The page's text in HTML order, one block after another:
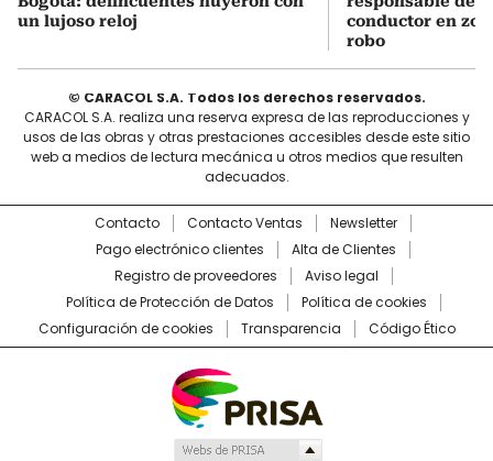
un lujoso reloj
conductor en
robo
© CARACOL S.A. Todos los derechos reservados.
CARACOL S.A. realiza una reserva expresa de las reproducciones y
usos de las obras y otras prestaciones accesibles desde este sitio
web a medios de lectura mecánica u otros medios que resulten
adecuados.
Contacto Contacto Ventas
Newsletter
Pago electrónico clientes
Alta de Clientes
Registro de proveedores
Aviso legal
Política de Protección de Datos
Política de cookies
Configuración de cookies
Transparencia Código Ético